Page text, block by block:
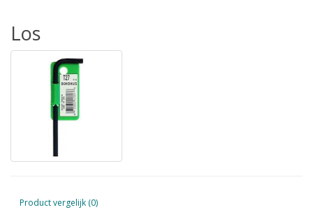
Los
Product vergelijk (0)